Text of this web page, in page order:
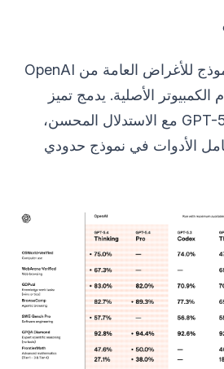
أول نموذج للأغراض العامة من OpenAI
الأصلية. يدمج تميز
البرمجة لـ GPT-5.3-Codex مع الاستدلال المحسن،
الأدوات في نموذج حدودي